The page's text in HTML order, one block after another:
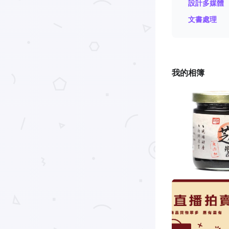
設計多媒體
文書處理
我的相簿